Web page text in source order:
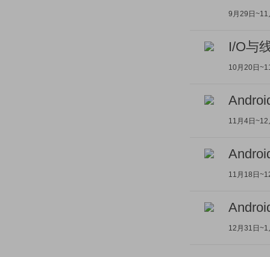
9月29日
I/O与
10月20日
11月4日
11月18日
12月31日